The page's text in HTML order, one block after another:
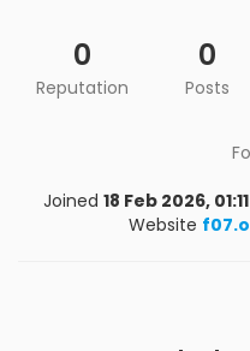
0
Reputation
0
Posts
Joined 18 Feb 2026, 01:11
Website